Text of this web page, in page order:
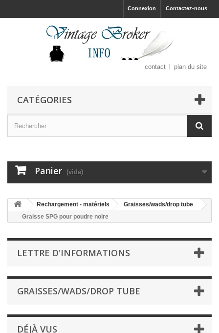
Contactez-nous
Connexion
contact plan du site
CATÉGORIES
Panier (vide)
Rechargement - matériels
Graisses/wads/drop tube
Graisse SPG pour poudre noire
LETTRE D'INFORMATIONS
GRAISSES/WADS/DROP TUBE
DÉJÀ VUS